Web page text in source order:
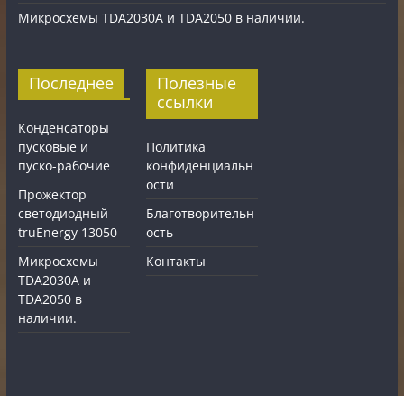
Микросхемы TDA2030A и TDA2050 в наличии.
Последнее
Конденсаторы
пусковые и
пуско-рабочие
Прожектор
светодиодный
truEnergy 13050
Микросхемы
TDA2030A и
TDA2050 в
наличии.
Полезные
ссылки
Политика
конфиденциальн
ости
Благотворительн
ость
Контакты